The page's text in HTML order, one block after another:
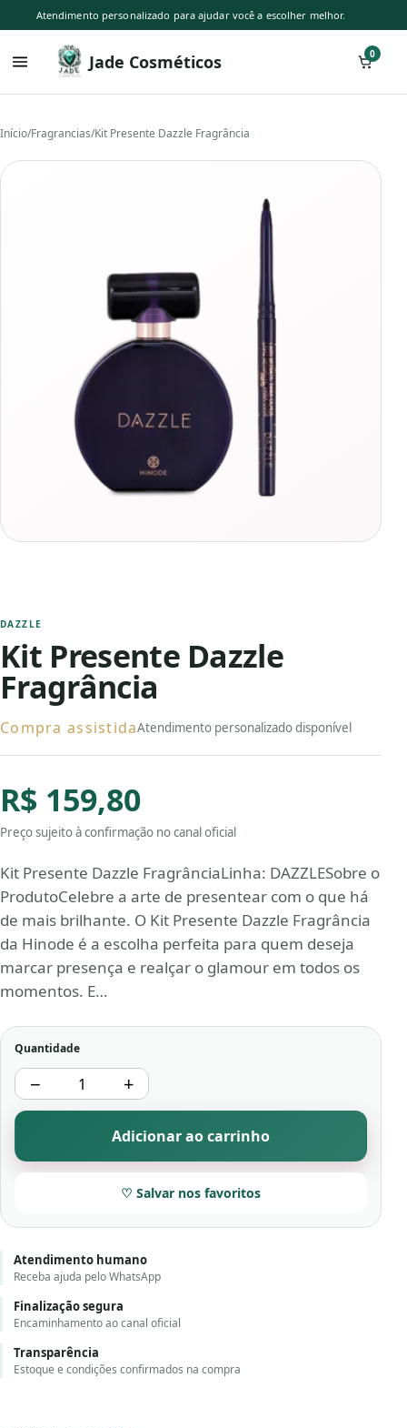
Atendimento personalizado para ajudar você a escolher melhor.
Jade Cosméticos 0
Início/Fragrancias/Kit Presente Dazzle Fragrância
DAZZLE
Kit Presente Dazzle
Fragrância
Compra assistidaAtendimento personalizado disponível
R$ 159,80
Preço sujeito à confirmação no canal oficial
Kit Presente Dazzle FragrânciaLinha: DAZZLESobre o
ProdutoCelebre a arte de presentear com o que há
de mais brilhante. O Kit Presente Dazzle Fragrância
da Hinode é a escolha perfeita para quem deseja
marcar presença e realçar o glamour em todos os
momentos. E…
Quantidade
− +
Adicionar ao carrinho
♡ Salvar nos favoritos
Atendimento humano
Receba ajuda pelo WhatsApp
Finalização segura
Encaminhamento ao canal oficial
Transparência
Estoque e condições confirmados na compra